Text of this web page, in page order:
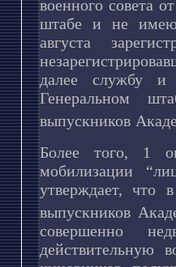
военного совета
штабе и не
августа
далее службу и
Генеральном
выпускников
Более того, 1
мобилизации
утверждает, что
выпускников
совершенно
действительную